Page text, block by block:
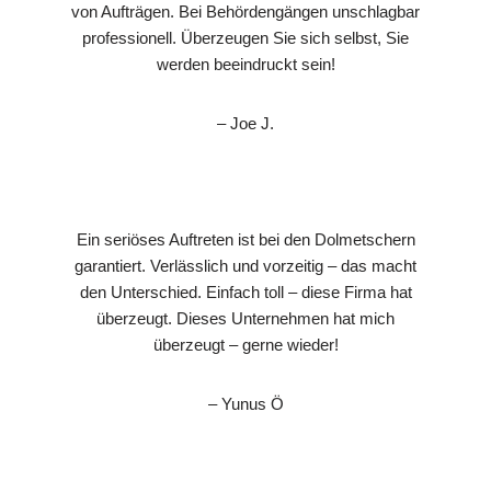
von Aufträgen. Bei Behördengängen unschlagbar
professionell. Überzeugen Sie sich selbst, Sie
werden beeindruckt sein!
– Joe J.
Ein seriöses Auftreten ist bei den Dolmetschern
garantiert. Verlässlich und vorzeitig – das macht
den Unterschied. Einfach toll – diese Firma hat
überzeugt. Dieses Unternehmen hat mich
überzeugt – gerne wieder!
– Yunus Ö